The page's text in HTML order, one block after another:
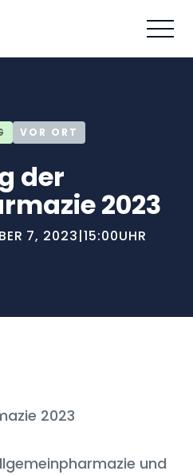
VOR ORT
der
2023
7, 2023|15:00UHR
2023
und